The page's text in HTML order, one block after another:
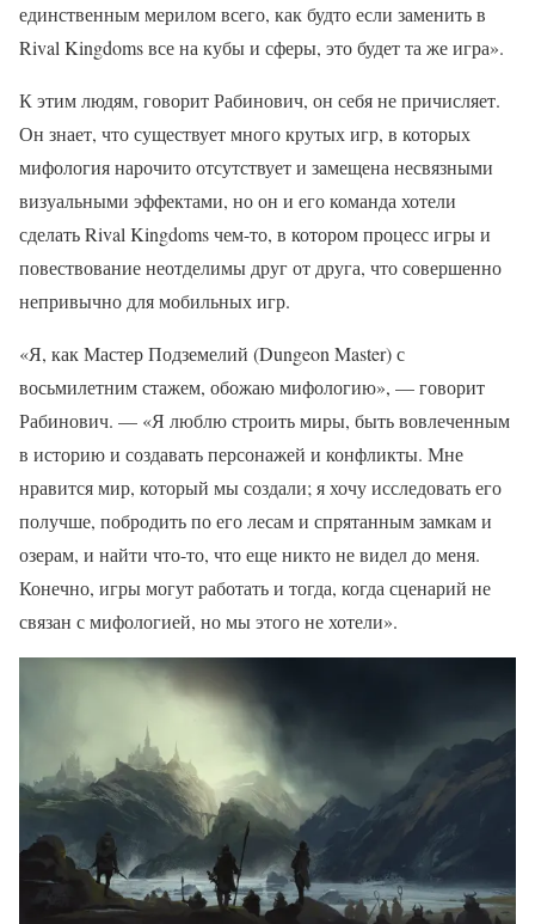
единственным мерилом всего, как будто если заменить в
Rival Kingdoms все на кубы и сферы, это будет та же игра».
К этим людям, говорит Рабинович, он себя не причисляет.
Он знает, что существует много крутых игр, в которых
мифология нарочито отсутствует и замещена несвязными
визуальными эффектами, но он и его команда хотели
сделать Rival Kingdoms чем-то, в котором процесс игры и
повествование неотделимы друг от друга, что совершенно
непривычно для мобильных игр.
«Я, как Мастер Подземелий (Dungeon Master) с
восьмилетним стажем, обожаю мифологию», — говорит
Рабинович. — «Я люблю строить миры, быть вовлеченным
в историю и создавать персонажей и конфликты. Мне
нравится мир, который мы создали; я хочу исследовать его
получше, побродить по его лесам и спрятанным замкам и
озерам, и найти что-то, что еще никто не видел до меня.
Конечно, игры могут работать и тогда, когда сценарий не
связан с мифологией, но мы этого не хотели».